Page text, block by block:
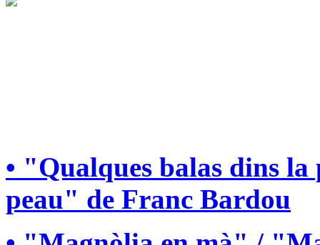
• "Qualques balas dins
peau" de Franc Bardou